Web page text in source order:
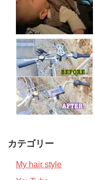
カテゴリー
My hair style